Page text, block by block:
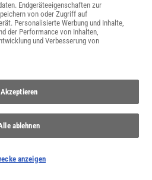
SPEKTRUM SHOP
Newsletter abonnieren
Endgeräteeigenschaften zur
von oder Zugriff auf
Personalisierte Werbung und Inhalte,
der Performance von Inhalten,
und Verbesserung von
Akzeptieren
ablehnen
anzeigen